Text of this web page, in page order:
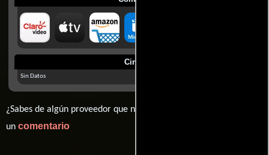
Cines
Sin Datos
¿Sabes de algún proveedor que no estamos mostrando? déjanos
un comentario